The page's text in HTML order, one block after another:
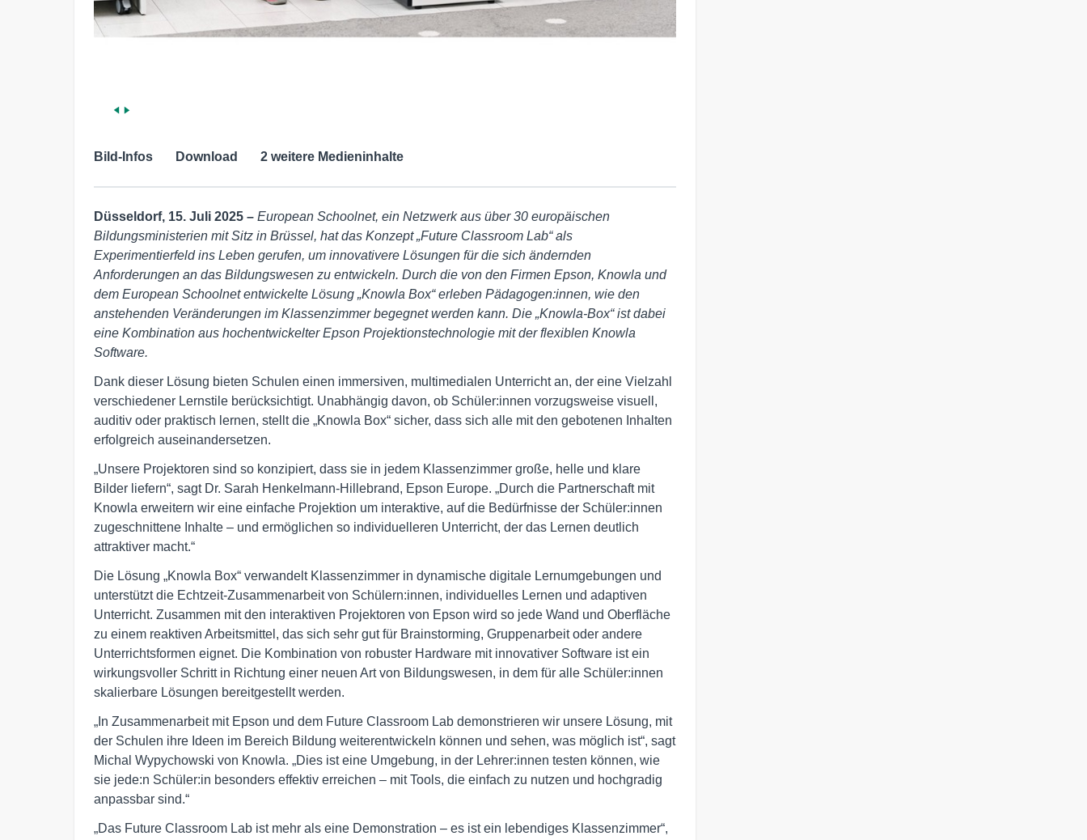
Bild-Infos Download 2 weitere Medieninhalte
Düsseldorf, 15. Juli 2025 – European Schoolnet, ein Netzwerk aus über 30 europäischen
Bildungsministerien mit Sitz in Brüssel, hat das Konzept „Future Classroom Lab“ als
Experimentierfeld ins Leben gerufen, um innovativere Lösungen für die sich ändernden
Anforderungen an das Bildungswesen zu entwickeln. Durch die von den Firmen Epson, Knowla und
dem European Schoolnet entwickelte Lösung „Knowla Box“ erleben Pädagogen:innen, wie den
anstehenden Veränderungen im Klassenzimmer begegnet werden kann. Die „Knowla-Box“ ist dabei
eine Kombination aus hochentwickelter Epson Projektionstechnologie mit der flexiblen Knowla
Software.
Dank dieser Lösung bieten Schulen einen immersiven, multimedialen Unterricht an, der eine Vielzahl
verschiedener Lernstile berücksichtigt. Unabhängig davon, ob Schüler:innen vorzugsweise visuell,
auditiv oder praktisch lernen, stellt die „Knowla Box“ sicher, dass sich alle mit den gebotenen Inhalten
erfolgreich auseinandersetzen.
„Unsere Projektoren sind so konzipiert, dass sie in jedem Klassenzimmer große, helle und klare
Bilder liefern“, sagt Dr. Sarah Henkelmann-Hillebrand, Epson Europe. „Durch die Partnerschaft mit
Knowla erweitern wir eine einfache Projektion um interaktive, auf die Bedürfnisse der Schüler:innen
zugeschnittene Inhalte – und ermöglichen so individuelleren Unterricht, der das Lernen deutlich
attraktiver macht.“
Die Lösung „Knowla Box“ verwandelt Klassenzimmer in dynamische digitale Lernumgebungen und
unterstützt die Echtzeit-Zusammenarbeit von Schülern:innen, individuelles Lernen und adaptiven
Unterricht. Zusammen mit den interaktiven Projektoren von Epson wird so jede Wand und Oberfläche
zu einem reaktiven Arbeitsmittel, das sich sehr gut für Brainstorming, Gruppenarbeit oder andere
Unterrichtsformen eignet. Die Kombination von robuster Hardware mit innovativer Software ist ein
wirkungsvoller Schritt in Richtung einer neuen Art von Bildungswesen, in dem für alle Schüler:innen
skalierbare Lösungen bereitgestellt werden.
„In Zusammenarbeit mit Epson und dem Future Classroom Lab demonstrieren wir unsere Lösung, mit
der Schulen ihre Ideen im Bereich Bildung weiterentwickeln können und sehen, was möglich ist“, sagt
Michal Wypychowski von Knowla. „Dies ist eine Umgebung, in der Lehrer:innen testen können, wie
sie jede:n Schüler:in besonders effektiv erreichen – mit Tools, die einfach zu nutzen und hochgradig
anpassbar sind.“
„Das Future Classroom Lab ist mehr als eine Demonstration – es ist ein lebendiges Klassenzimmer“,